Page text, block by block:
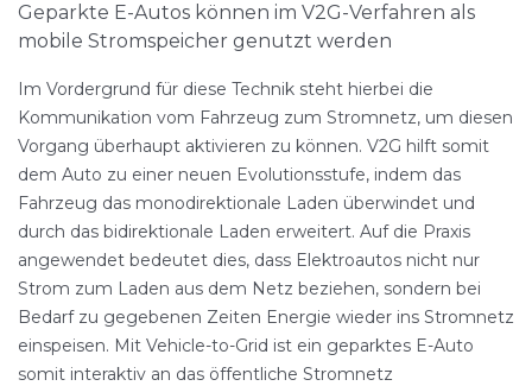
Geparkte E-Autos können im V2G-Verfahren als
mobile Stromspeicher genutzt werden
Im Vordergrund für diese Technik steht hierbei die
Kommunikation vom Fahrzeug zum Stromnetz, um diesen
Vorgang überhaupt aktivieren zu können. V2G hilft somit
dem Auto zu einer neuen Evolutionsstufe, indem das
Fahrzeug das monodirektionale Laden überwindet und
durch das bidirektionale Laden erweitert. Auf die Praxis
angewendet bedeutet dies, dass Elektroautos nicht nur
Strom zum Laden aus dem Netz beziehen, sondern bei
Bedarf zu gegebenen Zeiten Energie wieder ins Stromnetz
einspeisen. Mit Vehicle-to-Grid ist ein geparktes E-Auto
somit interaktiv an das öffentliche Stromnetz